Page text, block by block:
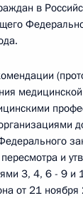
в
и
3, 4, 6 - 9 и
от 21 ноября